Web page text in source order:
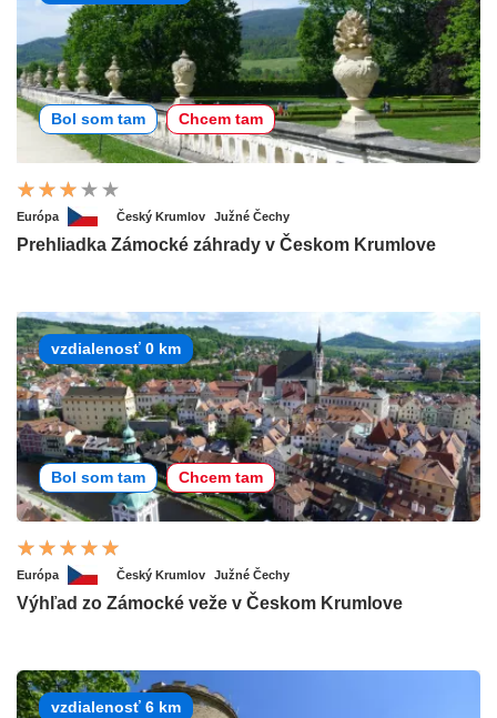
Bol som tam Chcem tam
Európa Český Krumlov Južné Čechy
Prehliadka Zámocké záhrady v Českom Krumlove
vzdialenosť 0 km
Bol som tam Chcem tam
Európa Český Krumlov Južné Čechy
Výhľad zo Zámocké veže v Českom Krumlove
vzdialenosť 6 km